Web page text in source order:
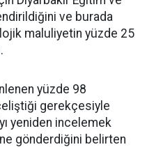
ve burada
maluliyetin yüzde 25
yüzde 98
gerekçesiyle
yeniden incelemek
gönderdiğini belirten